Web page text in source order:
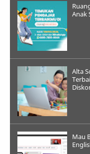
Anak
Alta
Mau